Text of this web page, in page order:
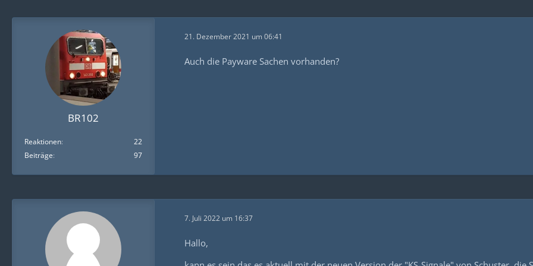
BR102
Reaktionen
22
Beiträge
97
21. Dezember 2021 um 06:41
Auch die Payware Sachen vorhanden?
7. Juli 2022 um 16:37
Hallo,